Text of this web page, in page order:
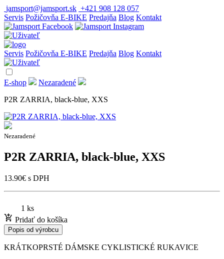
jamsport@jamsport.sk +421 908 128 057
Servis Požičovňa E-BIKE Predajňa Blog Kontakt
Servis Požičovňa E-BIKE Predajňa Blog Kontakt
E-shop
Nezaradené
P2R ZARRIA, black-blue, XXS
Nezaradené
P2R ZARRIA, black-blue, XXS
13.90€ s DPH
1 ks
Pridať do košíka
Popis od výrobcu
KRÁTKOPRSTÉ DÁMSKE CYKLISTICKÉ RUKAVICE